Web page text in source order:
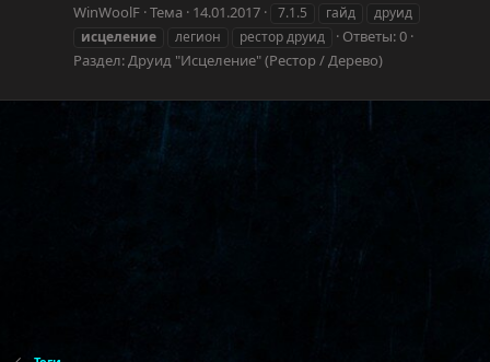
WinWoolF Тема 14.01.2017 7.1.5 гайд
друид
исцеление
легион рестор друид
Ответы: 0
Раздел:Друид "Исцеление" (Рестор / Дерево)